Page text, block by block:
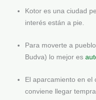
Kotor es una ciudad
interés están a pie.
Para moverte a
Budva) lo mejor es
El aparcamiento en el
conviene llegar